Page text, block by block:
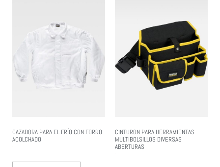
CAZADORA PARA EL FRÍO CON FORRO
ACOLCHADO
CINTURON PARA HERRAMIENTAS
MULTIBOLSILLOS DIVERSAS
ABERTURAS